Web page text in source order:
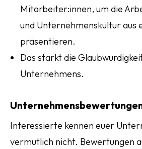
Mitarbeiter:innen, um die
und Unternehmenskultur aus
präsentieren.
Das stärkt die
Unternehmens.
Interessierte kennen euer
vermutlich nicht. Bewertungen